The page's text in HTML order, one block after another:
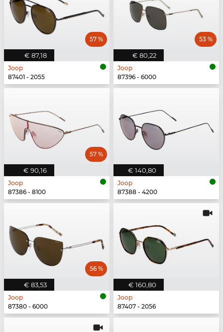
€ 87,18
57 %
Joop
87401 - 2055
€ 80,22
53 %
Joop
87396 - 6000
€ 90,16
57 %
Joop
87386 - 8100
€ 140,80
Joop
87388 - 4200
€ 83,53
56 %
Joop
87380 - 6000
€ 160,80
Joop
87407 - 2056